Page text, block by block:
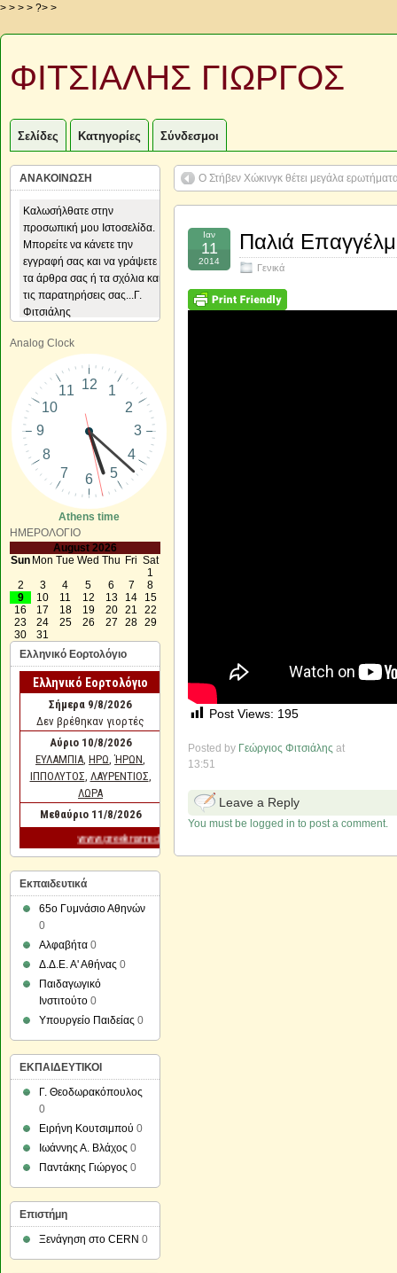
> > > > ?> >
ΦΙΤΣΙΑΛΗΣ ΓΙΩΡΓΟΣ
Σελίδες Κατηγορίες Σύνδεσμοι
ΑΝΑΚΟΙΝΩΣΗ
Καλωσήλθατε στην
προσωπική μου Ιστοσελίδα.
Μπορείτε να κάνετε την
εγγραφή σας και να γράψετε
τα άρθρα σας ή τα σχόλια και
τις παρατηρήσεις σας...Γ.
Φιτσιάλης
Καλωσήλθατε στην
προσωπική μου Ιστοσελίδα.
Μπορείτε να κάνετε την
εγγραφή σας και να γράψετε
τα άρθρα σας ή τα σχόλια και
τις παρατηρήσεις σας...Γ.
Φιτσιάλης
Analog Clock
Athens time
ΗΜΕΡΟΛΟΓΙΟ
August 2026
Sun Mon Tue Wed Thu Fri Sat
1
2
3 4 5 6 7
8
9
10 11 12 13 14
15
16
17 18 19 20 21
22
23
24 25 26 27 28 29
30
31
Ελληνικό Εορτολόγιο
Εκπαιδευτικά
65ο Γυμνάσιο Αθηνών
0
Αλφαβήτα 0
Δ.Δ.Ε. Α' Αθήνας 0
Παιδαγωγικό
Ινστιτούτο 0
Υπουργείο Παιδείας 0
ΕΚΠΑΙΔΕΥΤΙΚΟΙ
Γ. Θεοδωρακόπουλος
0
Ειρήνη Κουτσιμπού 0
Ιωάννης Α. Βλάχος 0
Παντάκης Γιώργος 0
Επιστήμη
Ξενάγηση στο CERN 0
Ο Στήβεν Χώκινγκ θέτει μεγάλα
Παλιά
Γενικά
Ιαν
11
2014
Post Views: 195
Posted by Γεώργιος Φιτσιάλης at
13:51
Leave a Reply
You must be logged in to post a comment.